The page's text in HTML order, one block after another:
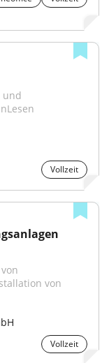
und
Vollzeit
von
von
Vollzeit